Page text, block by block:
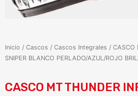
Inicio / Cascos / Cascos Integrales / CASCO
SNIPER BLANCO PERLADO/AZUL/ROJO
CASCO MT THUNDER